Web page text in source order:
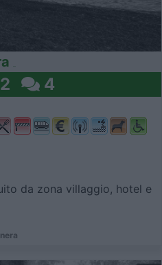
4
da zona villaggio, hotel e